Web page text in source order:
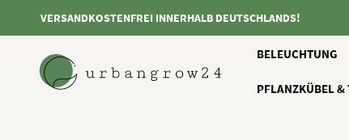
VERSANDKOSTENFREI INNERHALB DEUTSCHLANDS!
BELEUCHTUNG
PFLANZKÜBEL &